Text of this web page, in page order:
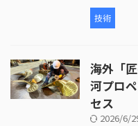
技術
海外「
河プロ
セス
2026/6/